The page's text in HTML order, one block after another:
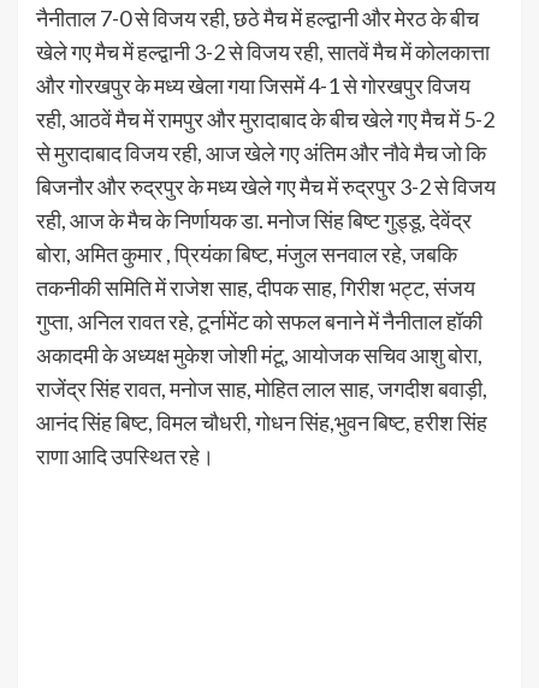
नैनीताल 7-0 से विजय रही, छठे मैच में हल्द्वानी और मेरठ के बीच
खेले गए मैच में हल्द्वानी 3-2 से विजय रही, सातवें मैच में कोलकात्ता
और गोरखपुर के मध्य खेला गया जिसमें 4-1 से गोरखपुर विजय
रही, आठवें मैच में रामपुर और मुरादाबाद के बीच खेले गए मैच में 5-2
से मुरादाबाद विजय रही, आज खेले गए अंतिम और नौवे मैच जो कि
बिजनौर और रुद्रपुर के मध्य खेले गए मैच में रुद्रपुर 3-2 से विजय
रही, आज के मैच के निर्णायक डा. मनोज सिंह बिष्ट गुड्डू, देवेंद्र
बोरा, अमित कुमार , प्रियंका बिष्ट, मंजुल सनवाल रहे, जबकि
तकनीकी समिति में राजेश साह, दीपक साह, गिरीश भट्ट, संजय
गुप्ता, अनिल रावत रहे, टूर्नामेंट को सफल बनाने में नैनीताल हॉकी
अकादमी के अध्यक्ष मुकेश जोशी मंटू, आयोजक सचिव आशु बोरा,
राजेंद्र सिंह रावत, मनोज साह, मोहित लाल साह, जगदीश बवाड़ी,
आनंद सिंह बिष्ट, विमल चौधरी, गोधन सिंह,भुवन बिष्ट, हरीश सिंह
राणा आदि उपस्थित रहे।